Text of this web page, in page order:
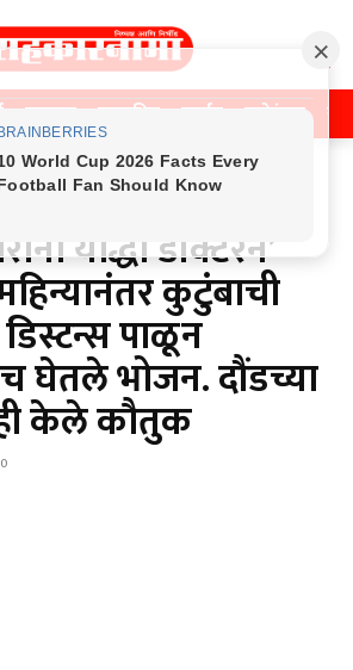
महाराष्ट्र राजकीय क्राईम मनोरंजन
योद्धा डॉक्टरने’
कुटुंबाची
पाळून
घेतले भोजन. दौंडच्या
केले कौतुक